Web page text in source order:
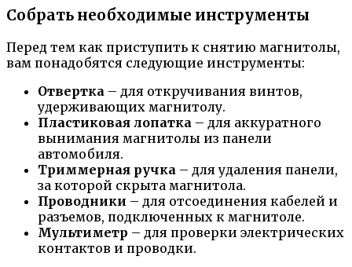
Собрать необходимые инструменты
Перед тем как приступить к снятию магнитолы,
вам понадобятся следующие инструменты:
Отвертка – для откручивания винтов,
удерживающих магнитолу.
Пластиковая лопатка – для аккуратного
вынимания магнитолы из панели
автомобиля.
Триммерная ручка – для удаления панели,
за которой скрыта магнитола.
Проводники – для отсоединения кабелей и
разъемов, подключенных к магнитоле.
Мультиметр – для проверки электрических
контактов и проводки.